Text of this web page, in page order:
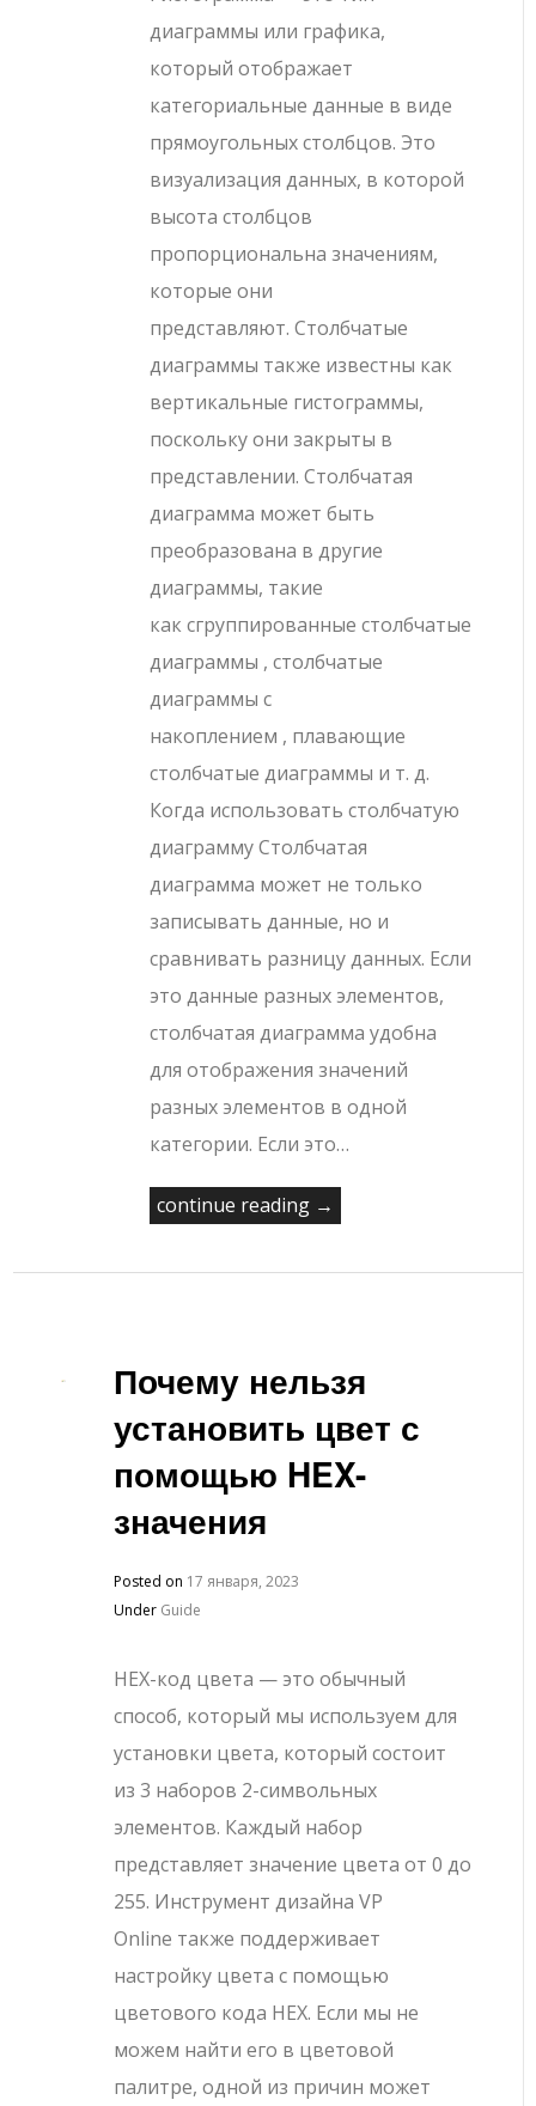
диаграммы или графика,
который отображает
категориальные данные в виде
прямоугольных столбцов. Это
визуализация данных, в которой
высота столбцов
пропорциональна значениям,
которые они
представляют. Столбчатые
диаграммы также известны как
вертикальные гистограммы,
поскольку они закрыты в
представлении. Столбчатая
диаграмма может быть
преобразована в другие
диаграммы, такие
как сгруппированные столбчатые
диаграммы , столбчатые
диаграммы с
накоплением , плавающие
столбчатые диаграммы и т. д.
Когда использовать столбчатую
диаграмму Столбчатая
диаграмма может не только
записывать данные, но и
сравнивать разницу данных. Если
это данные разных элементов,
столбчатая диаграмма удобна
для отображения значений
разных элементов в одной
категории. Если это…
continue reading →
Почему нельзя
установить цвет с
помощью HEX-
значения
Posted on 17 января, 2023
Under Guide
HEX-код цвета — это обычный
способ, который мы используем для
установки цвета, который состоит
из 3 наборов 2-символьных
элементов. Каждый набор
представляет значение цвета от 0 до
255. Инструмент дизайна VP
Online также поддерживает
настройку цвета с помощью
цветового кода HEX. Если мы не
можем найти его в цветовой
палитре, одной из причин может